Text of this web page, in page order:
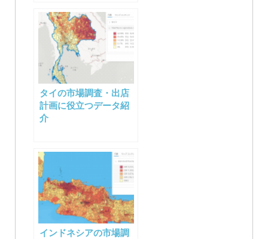
タイの市場調査・出店
計画に役立つデータ紹
介
インドネシアの市場調